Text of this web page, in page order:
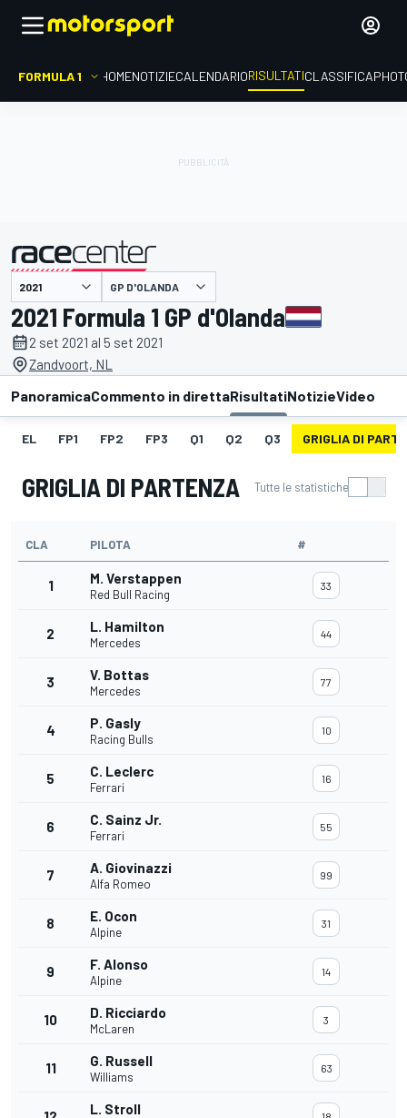
FORMULA 1 HOMENOTIZIECALENDARIORISULTATICLASSIFICA
presentato da GP D'OLANDA
2021 Formula 1 GP d'Olanda
2 set 2021 al 5 set 2021
Zandvoort, NL
PanoramicaCommento in direttaRisultatiNotizieVideo
EL FP1 FP2 FP3 Q1 Q2 Q3 GRIGLIA DI
GRIGLIA DI PARTENZA Tutte le statistiche
CLA PILOTA #
1 M. Verstappen
Red Bull Racing
33
2 L. Hamilton
Mercedes
44
3 V. Bottas
Mercedes
77
4 P. Gasly
Racing Bulls
10
5 C. Leclerc
Ferrari
16
6 C. Sainz Jr.
Ferrari
55
7 A. Giovinazzi
Alfa Romeo
99
8 E. Ocon
Alpine
31
9 F. Alonso
Alpine
14
10 D. Ricciardo
McLaren
3
11 G. Russell
Williams
63
L. Stroll